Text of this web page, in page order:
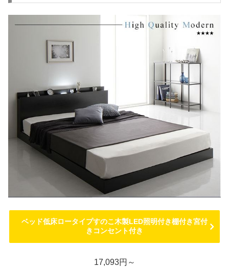
ベッド低床ロータイプすのこ木製LED照明付き棚付き宮付
きコンセント付き
17,093円～